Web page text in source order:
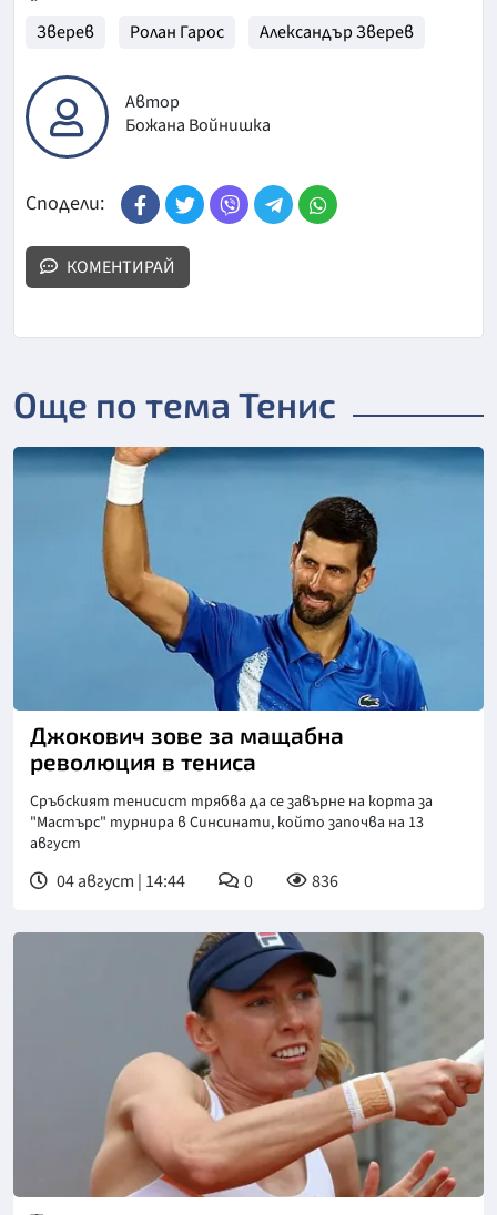
Зверев
Ролан Гарос Александър Зверев
Автор
Божана Войнишка
Сподели:
КОМЕНТИРАЙ
Още по тема Тенис
Джокович зове за мащабна
революция в тениса
Сръбският тенисист трябва да се завърне на корта за
"Мастърс" турнира в Синсинати, който започва на 13
август
04 август | 14:44 0 836